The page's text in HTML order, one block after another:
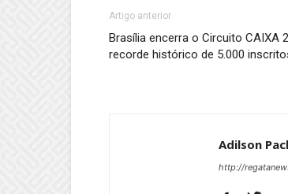
Artigo anterior
Brasília encerra o Circuito CAIXA
recorde histórico de 5.000
Adilson
http://